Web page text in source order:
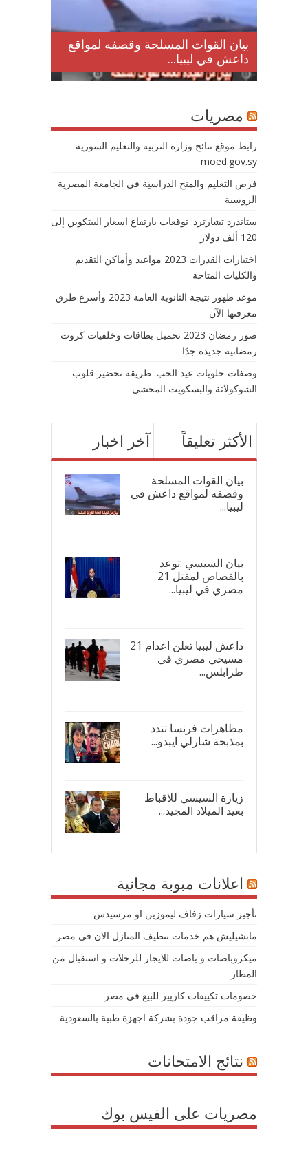
بيان القوات المسلحة وقصفه لمواقع
داعش في ليبيا...
مصريات
رابط موقع نتائج وزارة التربية والتعليم السورية
moed.gov.sy
فرص التعليم والمنح الدراسية في الجامعة المصرية
الروسية
ستاندرد تشارترد: توقعات بارتفاع اسعار البيتكوين إلى
120 ألف دولار
اختبارات القدرات 2023 مواعيد وأماكن التقديم
والكليات المتاحة
موعد ظهور نتيجة الثانوية العامة 2023 وأسرع طرق
معرفتها الآن
صور رمضان 2023 تحميل بطاقات وخلفيات كروت
رمضانية جديدة جدًا
وصفات حلويات عيد الحب: طريقة تحضير قلوب
الشوكولاتة والبسكويت المحشي
آخر اخبار الأكثر تعليقاً
بيان القوات المسلحة
وقصفه لمواقع داعش في
ليبيا...
بيان السيسي :توعد
بالقصاص لمقتل 21
مصري في ليبيا...
داعش ليبيا تعلن اعدام 21
مسيحي مصري في
طرابلس...
مظاهرات فرنسا تندد
بمذبحة شارلي ايبدو...
زيارة السيسي للاقباط
بعيد الميلاد المجيد...
اعلانات مبوبة مجانية
تأجير سيارات زفاف ليموزين او مرسيدس
ماتشيليش هم خدمات تنظيف المنازل الان في مصر
ميكروباصات و باصات للايجار للرحلات و استقبال من
المطار
خصومات تكييفات كاريير للبيع في مصر
وظيفة مراقب جودة بشركة اجهزة طبية بالسعودية
نتائج الامتحانات
مصريات على الفيس بوك